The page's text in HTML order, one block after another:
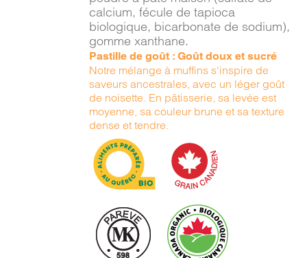
calcium, fécule de tapioca
biologique, bicarbonate de sodium),
gomme xanthane.
Pastille de goût : Goût doux et sucré
Notre mélange à muffins s'inspire de
saveurs ancestrales, avec un léger goût
de noisette. En pâtisserie, sa levée est
moyenne, sa couleur brune et sa texture
dense et tendre.